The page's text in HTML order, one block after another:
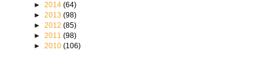
►2014(64)
►2013(98)
►2012(85)
►2011(98)
►2010(106)